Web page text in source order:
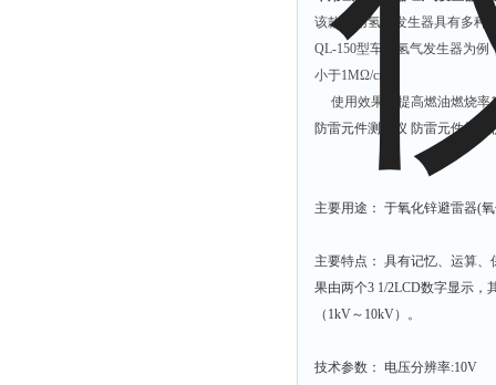
该款车用氢气发生器具有多种
QL-150型车用氢气发生器为
小于1MΩ/cm。
使用效果：提高燃油燃烧率
防雷元件测试仪 防雷元件检测
主要用途： 于氧化锌避雷器(
主要特点： 具有记忆、运算
果由两个3 1/2LCD数字显示，
（1kV～10kV）。
技术参数： 电压分辨率:10V